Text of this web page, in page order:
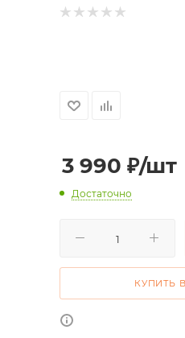
3 990 ₽/шт
Достаточно
КУПИТЬ